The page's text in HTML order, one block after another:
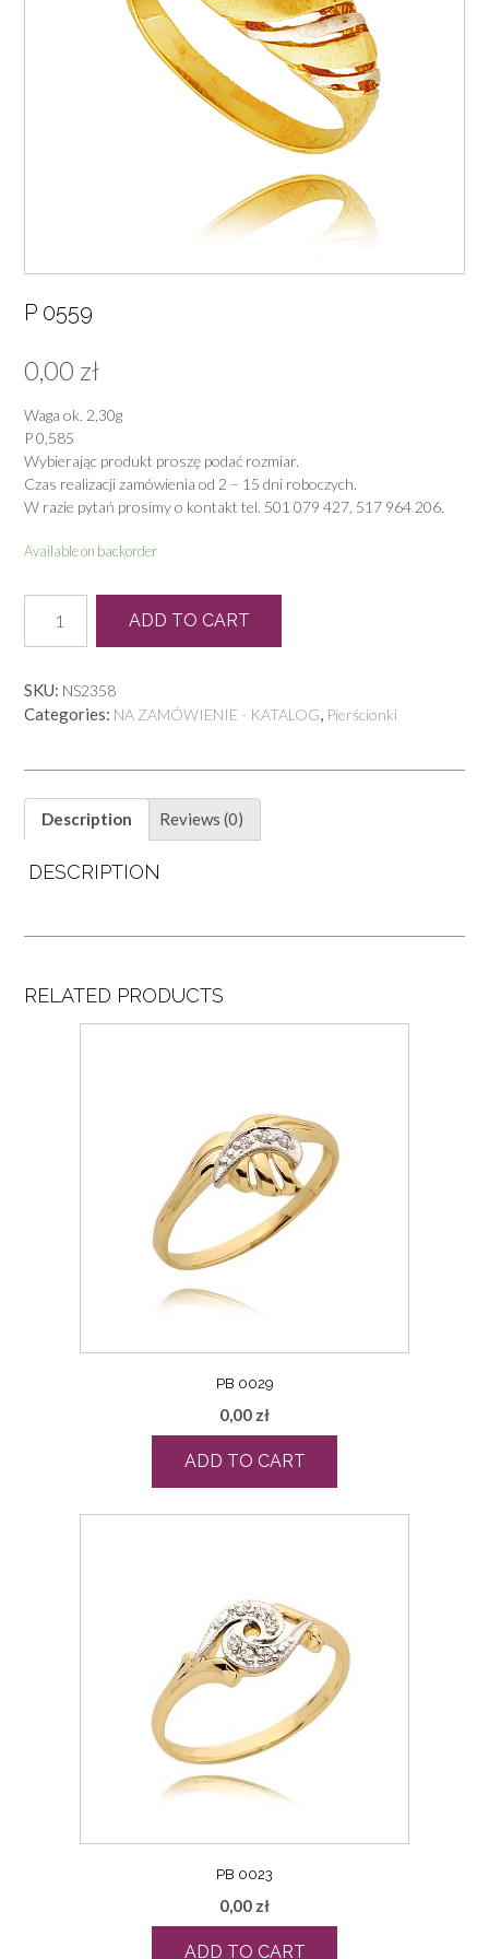
P 0559
0,00 zł
Waga ok. 2,30g
P 0,585
Wybierając produkt proszę podać rozmiar.
Czas realizacji zamówienia od 2 – 15 dni roboczych.
W razie pytań prosimy o kontakt tel. 501 079 427, 517 964 206.
Available on backorder
0559
quantity
ADD TO CART
SKU: NS2358
Categories: NA ZAMÓWIENIE - KATALOG, Pierścionki
Description Reviews (0)
DESCRIPTION
RELATED PRODUCTS
PB 0029
0,00 zł
ADD TO CART
PB 0023
0,00 zł
ADD TO CART